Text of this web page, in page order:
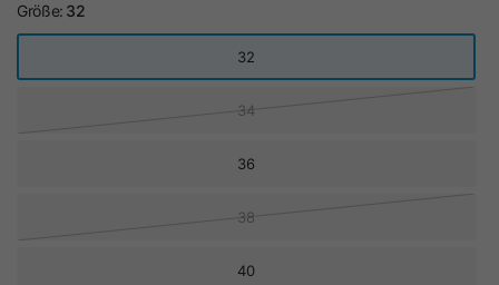
Größe: 32
32
34
36
38
40